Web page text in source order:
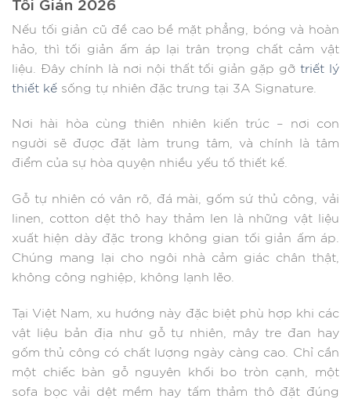
Nếu tối giản cũ đề cao bề mặt phẳng, bóng và hoàn
hảo, thì tối giản ấm áp lại trân trọng chất cảm vật
liệu. Đây chính là nơi nội thất tối giản gặp gỡtriết lý
thiết kế sống tự nhiên đặc trưng tại 3A Signature.
Nơi hài hòa cùng thiên nhiên kiến trúc – nơi con
người sẽ được đặt làm trung tâm, và chính là tâm
điểm của sự hòa quyện nhiều yếu tố thiết kế.
Gỗ tự nhiên có vân rõ, đá mài, gốm sứ thủ công, vải
linen, cotton dệt thô hay thảm len là những vật liệu
xuất hiện dày đặc trong không gian tối giản ấm áp.
Chúng mang lại cho ngôi nhà cảm giác chân thật,
không công nghiệp, không lạnh lẽo.
Tại Việt Nam, xu hướng này đặc biệt phù hợp khi các
vật liệu bản địa như gỗ tự nhiên, mây tre đan hay
gốm thủ công có chất lượng ngày càng cao. Chỉ cần
một chiếc bàn gỗ nguyên khối bo tròn cạnh, một
sofa bọc vải dệt mềm hay tấm thảm thô đặt đúng